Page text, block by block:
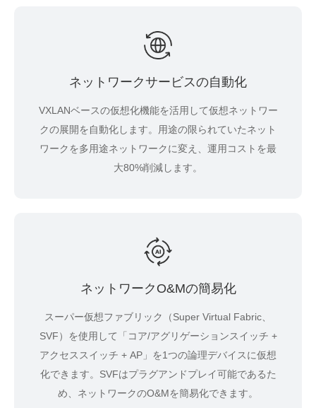
ネットワークサービスの自動化
VXLANベースの仮想化機能を活用して仮想ネットワー
クの展開を自動化します。用途の限られていたネット
ワークを多用途ネットワークに変え、運用コストを最
大80%削減します。
ネットワークO&Mの簡易化
スーパー仮想ファブリック（Super Virtual Fabric、
SVF）を使用して「コア/アグリゲーションスイッチ +
アクセススイッチ + AP」を1つの論理デバイスに仮想
化できます。SVFはプラグアンドプレイ可能であるた
め、ネットワークのO&Mを簡易化できます。